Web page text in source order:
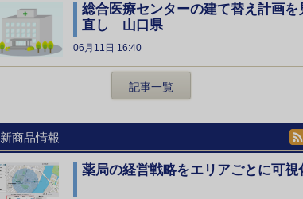
総合医療センターの建て替え計画を
直し 山口県
06月11日 16:40
記事一覧
新商品情報
薬局の経営戦略をエリアごとに可視